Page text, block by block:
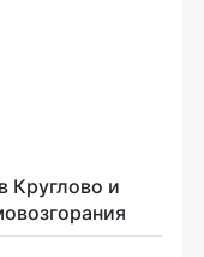
Круглово и